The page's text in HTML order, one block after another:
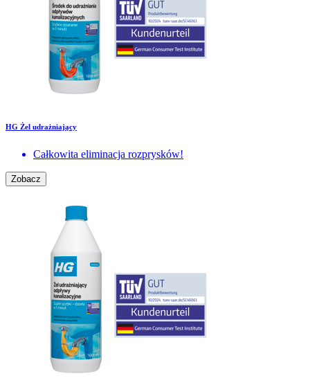
HG Żel udrażniający
Całkowita eliminacja rozprysków!
Zobacz